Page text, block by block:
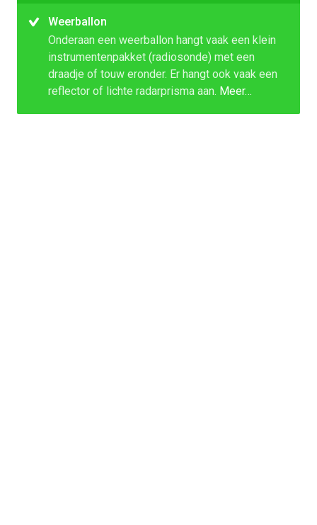
Weerballon
Onderaan een weerballon hangt vaak een klein
instrumentenpakket (radiosonde) met een
draadje of touw eronder. Er hangt ook vaak een
reflector of lichte radarprisma aan. Meer…